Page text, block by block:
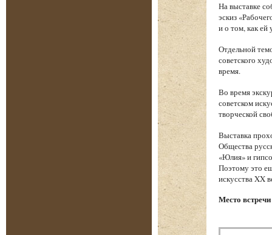
На выставке
эскиз
и о том, как ей
Отдельной
советского
время.
Во время
советском
творческой
Выставка
Общества
«Юлия» и
Поэтому это
искусства XX
Место